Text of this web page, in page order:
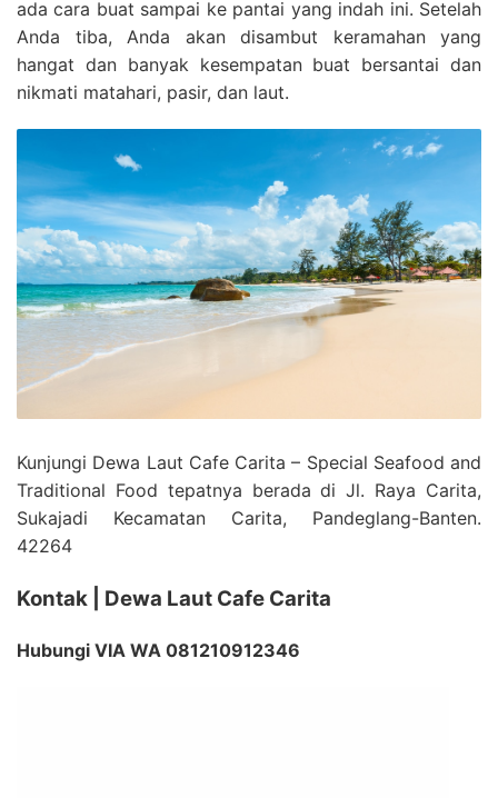
ada cara buat sampai ke pantai yang indah ini. Setelah
Anda tiba, Anda akan disambut keramahan yang
hangat dan banyak kesempatan buat bersantai dan
nikmati matahari, pasir, dan laut.
Kunjungi Dewa Laut Cafe Carita – Special Seafood and
Traditional Food tepatnya berada di Jl. Raya Carita,
Sukajadi Kecamatan Carita, Pandeglang-Banten.
42264
Kontak | Dewa Laut Cafe Carita
Hubungi VIA WA 081210912346